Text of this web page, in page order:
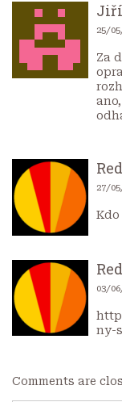
25/
Za
27/
Kdo
03/
ny-
Comments are